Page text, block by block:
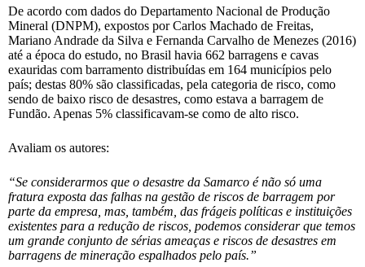
De acordo com dados do Departamento Nacional de Produção
Mineral (DNPM), expostos por Carlos Machado de Freitas,
Mariano Andrade da Silva e Fernanda Carvalho de Menezes (2016)
até a época do estudo, no Brasil havia 662 barragens e cavas
exauridas com barramento distribuídas em 164 municípios pelo
país; destas 80% são classificadas, pela categoria de risco, como
sendo de baixo risco de desastres, como estava a barragem de
Fundão. Apenas 5% classificavam-se como de alto risco.
Avaliam os autores:
“Se considerarmos que o desastre da Samarco é não só uma
fratura exposta das falhas na gestão de riscos de barragem por
parte da empresa, mas, também, das frágeis políticas e instituições
existentes para a redução de riscos, podemos considerar que temos
um grande conjunto de sérias ameaças e riscos de desastres em
barragens de mineração espalhados pelo país.”